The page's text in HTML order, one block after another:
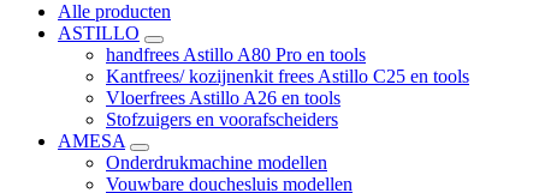
Alle producten
ASTILLO
handfrees Astillo A80 Pro en tools
Kantfrees/ kozijnenkit frees Astillo C25 en tools
Vloerfrees Astillo A26 en tools
Stofzuigers en voorafscheiders
AMESA
Onderdrukmachine modellen
Vouwbare douchesluis modellen